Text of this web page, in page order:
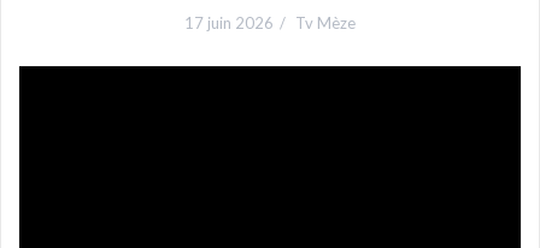
17 juin 2026 Tv Mèze